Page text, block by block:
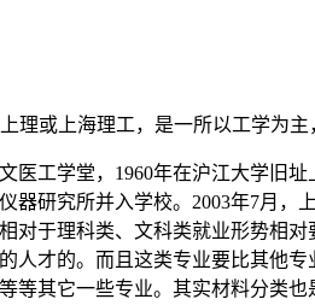
上理或上海理工，是一所以工学
医工学堂，1960年在沪江大学旧
器研究所并入学校。2003年7月
对于理科类、文科类就业形势相
才的。而且这类专业要比其他
等其它一些专业。其实材料分类